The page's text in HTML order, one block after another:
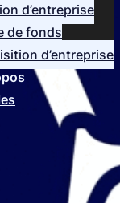
d’entreprise
de fonds
d’entreprise